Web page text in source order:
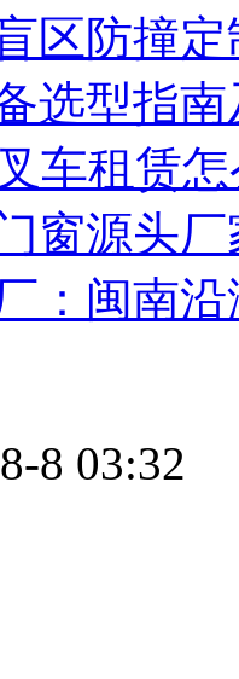
区防撞
选型指
车租赁
窗源头
：闽南
8 03:32